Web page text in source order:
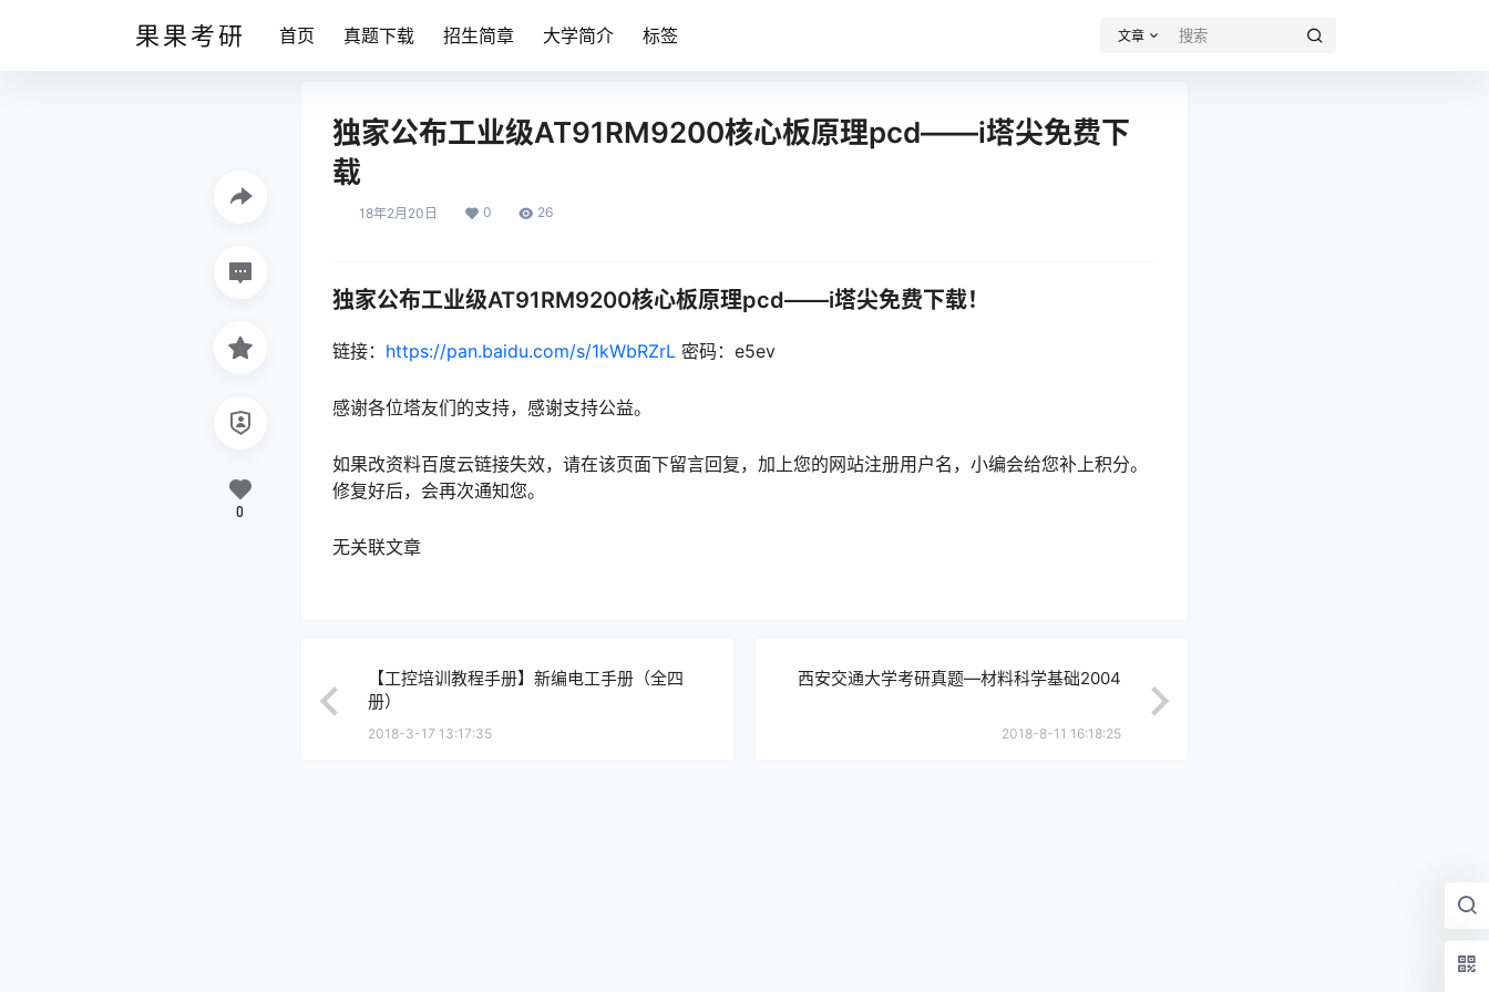
果果考研 首页 真题下载 招生简章 大学简介 标签 文章
独家公布工业级AT91RM9200核心板原理pcd——i塔尖免费下
载
18年2月20日 0 26
独家公布工业级AT91RM9200核心板原理pcd——i塔尖免费下载！
链接： https://pan.baidu.com/s/1kWbRZrL 密码：e5ev
感谢各位塔友们的支持，感谢支持公益。
如果改资料百度云链接失效，请在该页面下留言回复，加上您的网站注册用户名，小编会给您补上积分。
修复好后，会再次通知您。
无关联文章
0
【工控培训教程手册】新编电工手册（全四
册）
2018-3-17 13:17:35
西安交通大学考研真题—材料科学基础2004
2018-8-11 16:18:25